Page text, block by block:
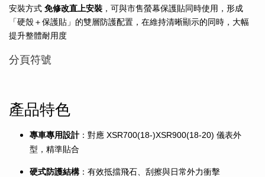
安裝方式 免修改直上安裝 ，可與市售螢幕保護貼同時使用，形成
「硬殼＋保護貼」的雙層防護配置，在維持清晰顯示的同時，大幅
提升整體耐用度
分頁符號
產品特色
專車專用設計：對應 XSR700(18-)XSR900(18-20) 儀表外
型，精準貼合
硬式防護結構：有效抵擋飛石、刮擦與日常外力衝擊